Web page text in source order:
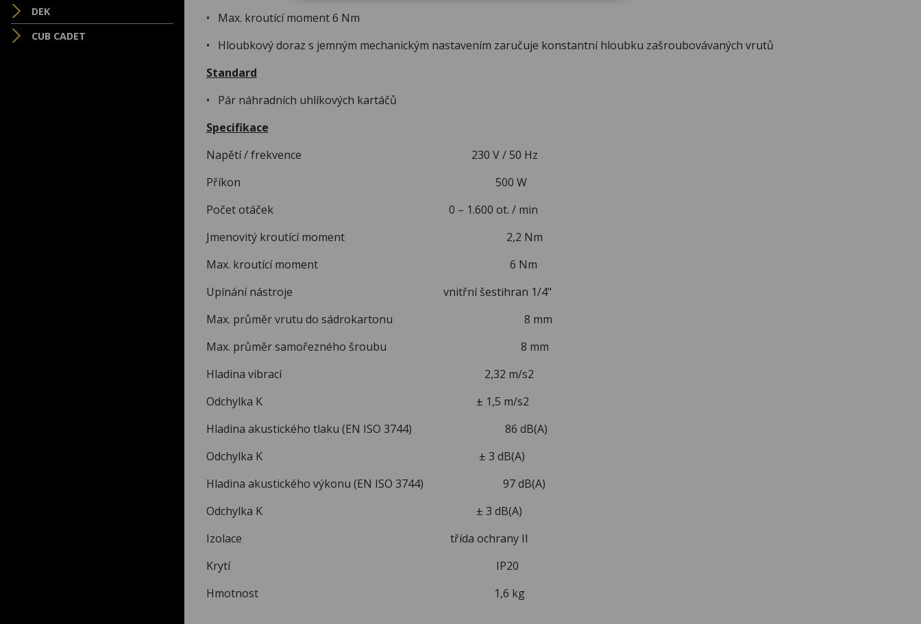
DEK
CUB CADET
• Max. kroutící moment 6 Nm
• Hloubkový doraz s jemným mechanickým nastavením zaručuje konstantní hloubku zašroubovávaných vrutů
Standard
• Pár náhradních uhlíkových kartáčů
Specifikace
Napětí / frekvence 230 V / 50 Hz
Příkon 500 W
Počet otáček 0 – 1.600 ot. / min
Jmenovitý kroutící moment 2,2 Nm
Max. kroutící moment 6 Nm
Upínání nástroje vnitřní šestihran 1/4"
Max. průměr vrutu do sádrokartonu 8 mm
Max. průměr samořezného šroubu 8 mm
Hladina vibrací 2,32 m/s2
Odchylka K ± 1,5 m/s2
Hladina akustického tlaku (EN ISO 3744) 86 dB(A)
Odchylka K ± 3 dB(A)
Hladina akustického výkonu (EN ISO 3744) 97 dB(A)
Odchylka K ± 3 dB(A)
Izolace třída ochrany II
Krytí IP20
Hmotnost 1,6 kg